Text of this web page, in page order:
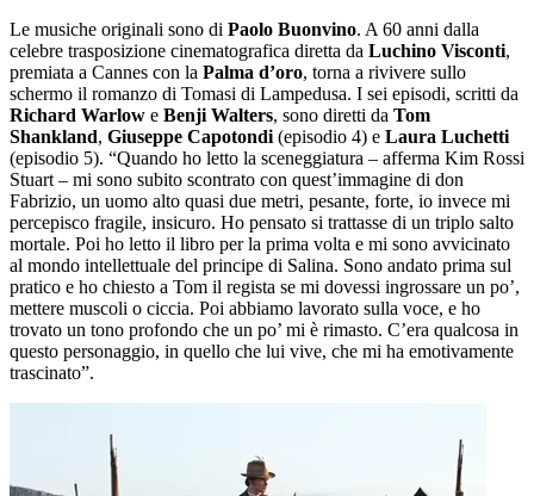
Le musiche originali sono di Paolo Buonvino. A 60 anni dalla
celebre trasposizione cinematografica diretta da Luchino Visconti,
premiata a Cannes con la Palma d’oro, torna a rivivere sullo
schermo il romanzo di Tomasi di Lampedusa. I sei episodi, scritti da
Richard Warlow e Benji Walters, sono diretti da Tom
Shankland, Giuseppe Capotondi (episodio 4) e Laura Luchetti
(episodio 5). “Quando ho letto la sceneggiatura – afferma Kim Rossi
Stuart – mi sono subito scontrato con quest’immagine di don
Fabrizio, un uomo alto quasi due metri, pesante, forte, io invece mi
percepisco fragile, insicuro. Ho pensato si trattasse di un triplo salto
mortale. Poi ho letto il libro per la prima volta e mi sono avvicinato
al mondo intellettuale del principe di Salina. Sono andato prima sul
pratico e ho chiesto a Tom il regista se mi dovessi ingrossare un po’,
mettere muscoli o ciccia. Poi abbiamo lavorato sulla voce, e ho
trovato un tono profondo che un po’ mi è rimasto. C’era qualcosa in
questo personaggio, in quello che lui vive, che mi ha emotivamente
trascinato”.